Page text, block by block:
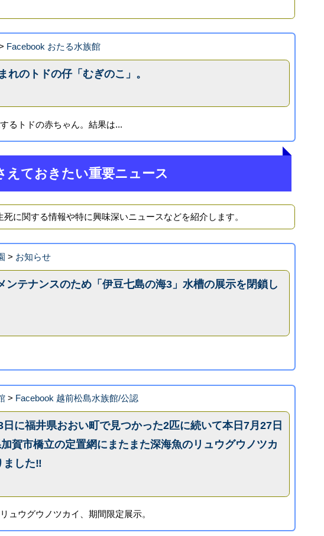
Facebook おたる水族館
れのトドの仔「むぎのこ」。
るトドの赤ちゃん。結果は...
えておきたい重要ニュース
死に関する情報や特に興味深いニュースなどを紹介します。
> お知らせ
ンテナンスのため「伊豆七島の海3」水槽の展示を閉鎖し
> Facebook 越前松島水族館/公認
日に福井県おおい町で見つかった2匹に続いて本日7月27日
賀市橋立の定置網にまたまた深海魚のリュウグウノツカ
ました‼️
ュウグウノツカイ、期間限定展示。